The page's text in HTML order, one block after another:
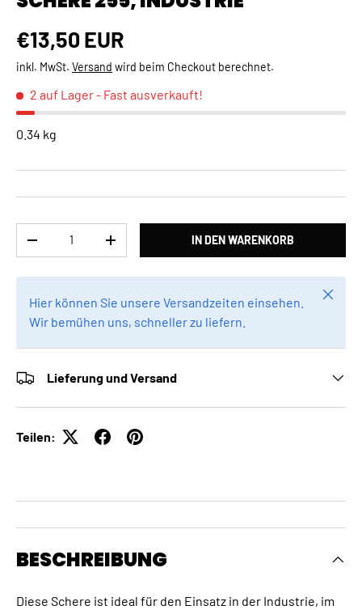
Normaler Preis
€13,50 EUR
inkl. MwSt. Versand wird beim Checkout berechnet.
2 auf Lager- Fast ausverkauft!
0.34 kg
MENGE VERRINGERNMENGE ERHÖHENIN DEN WARENKORB
Hier können Sie unsere Versandzeiten einsehen.
Wir bemühen uns, schneller zu liefern.
Lieferung und Versand
Teilen:
BESCHREIBUNG
Diese Schere ist ideal für den Einsatz in der Industrie, im